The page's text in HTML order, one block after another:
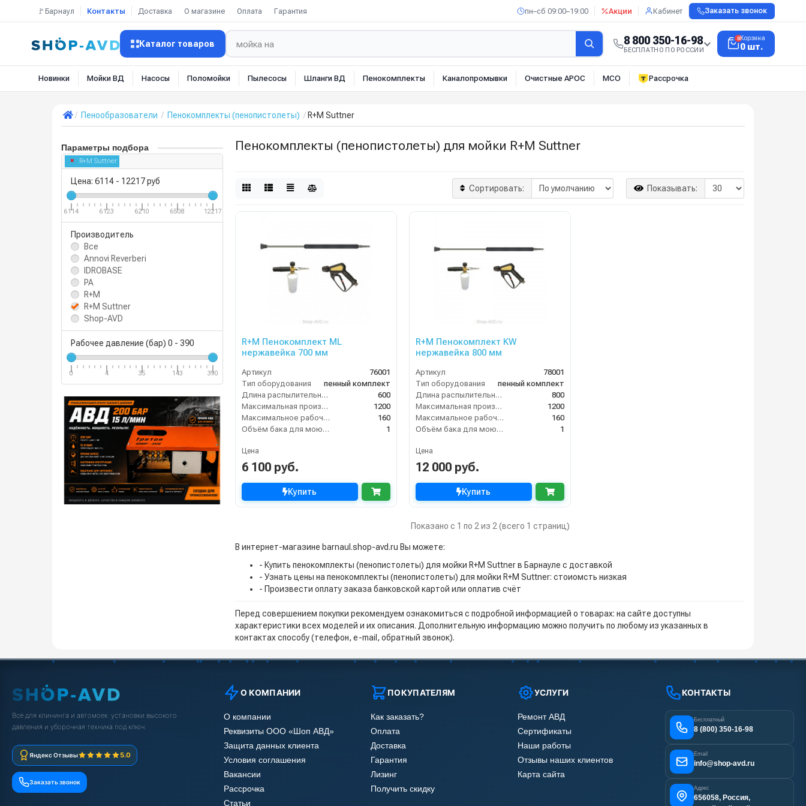
🚩Барнаул Контакты Доставка О магазине Оплата Гарантия пн–сб 09:00–19:00 Акции Кабинет Заказать звонок
Каталог товаров 8 800 350-16-98
БЕСПЛАТНО ПО РОССИИ
0Корзина
0 шт.
Новинки Мойки ВД Насосы Поломойки Пылесосы Шланги ВД Пенокомплекты Каналопромывки Очистные АРОС МСО Рассрочка
Пенообразователи Пенокомплекты (пенопистолеты) R+M Suttner
Параметры подбора
R+M Suttner
Цена: 6114 - 12217руб
6114 6123 6210 6508 12217
Производитель
Все
Annovi Reverberi
IDROBASE
PA
R+M
R+M Suttner
Shop-AVD
Рабочее давление (бар) 0 - 390
0 4 35 143 390
Пенокомплекты (пенопистолеты) для мойки R+M Suttner
Сортировать: Показывать:
R+M Пенокомплект ML
нержавейка 700 мм
Артикул
76001
Тип оборудования
пенный комплект
Длина распылительного копья (мм)
600
Максимальная производительность по воде (л/ч)
1200
Максимальное рабочее давление (бар)
160
Объём бака для моющего средства (л)
1
Цена
6 100 руб.
Купить
R+M Пенокомплект KW
нержавейка 800 мм
Артикул
78001
Тип оборудования
пенный комплект
Длина распылительного копья (мм)
800
Максимальная производительность по воде (л/ч)
1200
Максимальное рабочее давление (бар)
160
Объём бака для моющего средства (л)
1
Цена
12 000 руб.
Купить
Показано с 1 по 2 из 2 (всего 1 страниц)
В интернет-магазине barnaul.shop-avd.ru Вы можете:
- Купить пенокомплекты (пенопистолеты) для мойки R+M Suttner в Барнауле с доставкой
- Узнать цены на пенокомплекты (пенопистолеты) для мойки R+M Suttner: стоиомсть низкая
- Произвести оплату заказа банковской картой или оплатив счёт
Перед совершением покупки рекомендуем ознакомиться с подробной информацией о товарах: на сайте доступны
характеристики всех моделей и их описания. Дополнительную информацию можно получить по любому из указанных в
контактах способу (телефон, e-mail, обратный звонок).
Всё для клининга и автомоек: установки высокого
давления и уборочная техника под ключ.
Яндекс Отзывы 5.0
Заказать звонок
О КОМПАНИИ
О компании
Реквизиты ООО «Шоп АВД»
Защита данных клиента
Условия соглашения
Вакансии
Рассрочка
Статьи
ПОКУПАТЕЛЯМ
Как заказать?
Оплата
Доставка
Гарантия
Лизинг
Получить скидку
УСЛУГИ
Ремонт АВД
Сертификаты
Наши работы
Отзывы наших клиентов
Карта сайта
КОНТАКТЫ
Бесплатный
8 (800) 350-16-98
Email
info@shop-avd.ru
Адрес
656058, Россия,